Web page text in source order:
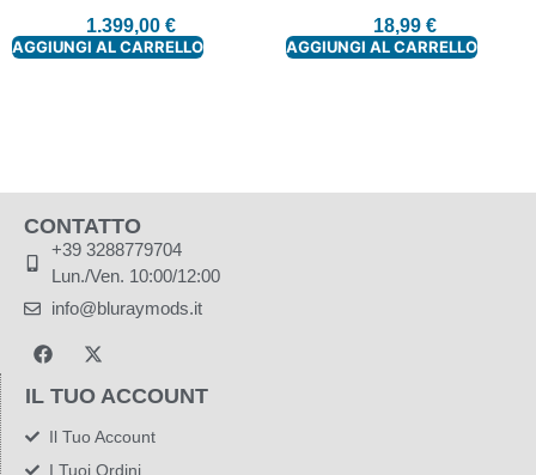
1.399,00 €
AGGIUNGI AL CARRELLO
18,99 €
AGGIUNGI AL CARRELLO
CONTATTO
+39 3288779704
Lun./Ven. 10:00/12:00
info@bluraymods.it
IL TUO ACCOUNT
Il Tuo Account
I Tuoi Ordini